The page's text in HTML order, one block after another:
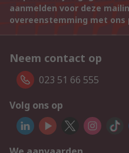
aanmelden voor deze
overeenstemming met ons
Neem contact op
023 51 66 555
Volg ons op